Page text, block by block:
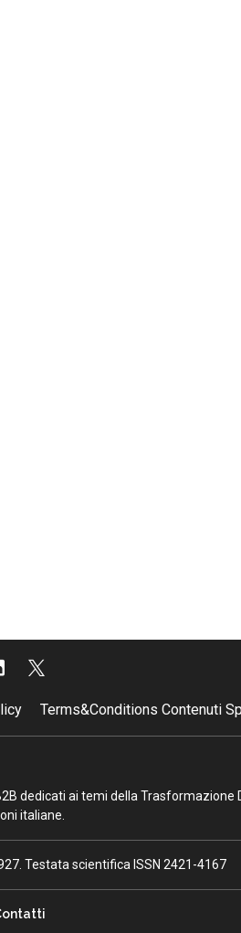
Terms&Conditions Contenuti
dedicati ai temi della
italiane.
Testata scientifica ISSN 2421-4167